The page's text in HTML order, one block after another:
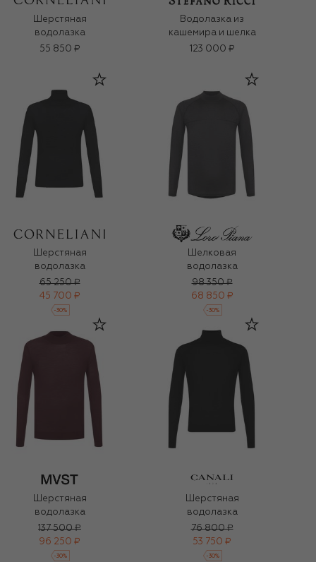
Шерстяная
водолазка
55 850 ₽
Водолазка из
кашемира и шелка
123 000 ₽
Шерстяная
водолазка
65 250 ₽
45 700 ₽
-30%
Шелковая
водолазка
98 350 ₽
68 850 ₽
-30%
Шерстяная
водолазка
137 500 ₽
96 250 ₽
-30%
Шерстяная
водолазка
76 800 ₽
53 750 ₽
-30%